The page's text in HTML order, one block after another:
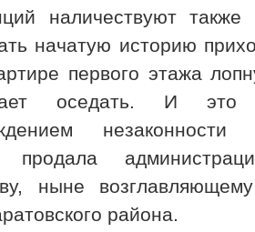
наличествуют
начатую историю
первого этажа
оседать. И
незаконности
продала
ныне
района.